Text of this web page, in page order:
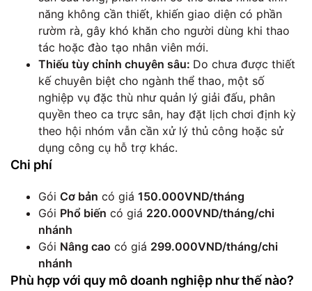
năng không cần thiết, khiến giao diện có phần
rườm rà, gây khó khăn cho người dùng khi thao
tác hoặc đào tạo nhân viên mới.
Thiếu tùy chỉnh chuyên sâu: Do chưa được thiết
kế chuyên biệt cho ngành thể thao, một số
nghiệp vụ đặc thù như quản lý giải đấu, phân
quyền theo ca trực sân, hay đặt lịch chơi định kỳ
theo hội nhóm vẫn cần xử lý thủ công hoặc sử
dụng công cụ hỗ trợ khác.
Chi phí
Gói Cơ bản có giá 150.000VND/tháng
Gói Phổ biến có giá 220.000VND/tháng/chi
nhánh
Gói Nâng cao có giá 299.000VND/tháng/chi
nhánh
Phù hợp với quy mô doanh nghiệp như thế nào?